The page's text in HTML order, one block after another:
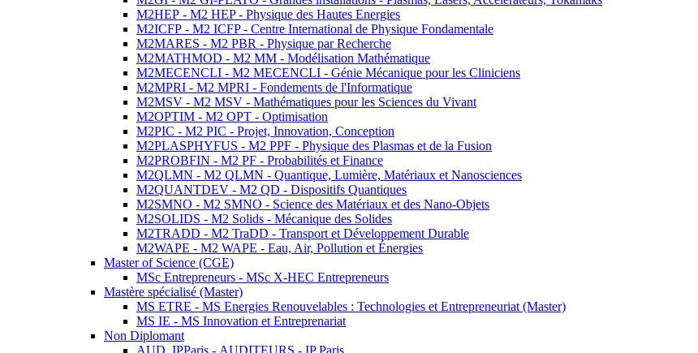
M2HEP - M2 HEP - Physique des Hautes Energies
M2ICFP - M2 ICFP - Centre International de Physique Fondamentale
M2MARES - M2 PBR - Physique par Recherche
M2MATHMOD - M2 MM - Modélisation Mathématique
M2MECENCLI - M2 MECENCLI - Génie Mécanique pour les Cliniciens
M2MPRI - M2 MPRI - Fondements de l'Informatique
M2MSV - M2 MSV - Mathématiques pour les Sciences du Vivant
M2OPTIM - M2 OPT - Optimisation
M2PIC - M2 PIC - Projet, Innovation, Conception
M2PLASPHYFUS - M2 PPF - Physique des Plasmas et de la Fusion
M2PROBFIN - M2 PF - Probabilités et Finance
M2QLMN - M2 QLMN - Quantique, Lumière, Matériaux et Nanosciences
M2QUANTDEV - M2 QD - Dispositifs Quantiques
M2SMNO - M2 SMNO - Science des Matériaux et des Nano-Objets
M2SOLIDS - M2 Solids - Mécanique des Solides
M2TRADD - M2 TraDD - Transport et Développement Durable
M2WAPE - M2 WAPE - Eau, Air, Pollution et Énergies
Master of Science (CGE)
MSc Entrepreneurs - MSc X-HEC Entrepreneurs
Mastère spécialisé (Master)
MS ETRE - MS Energies Renouvelables : Technologies et Entrepreneuriat (Master)
MS IE - MS Innovation et Entreprenariat
Non Diplomant
AUD_IPParis - AUDITEURS - IP Paris